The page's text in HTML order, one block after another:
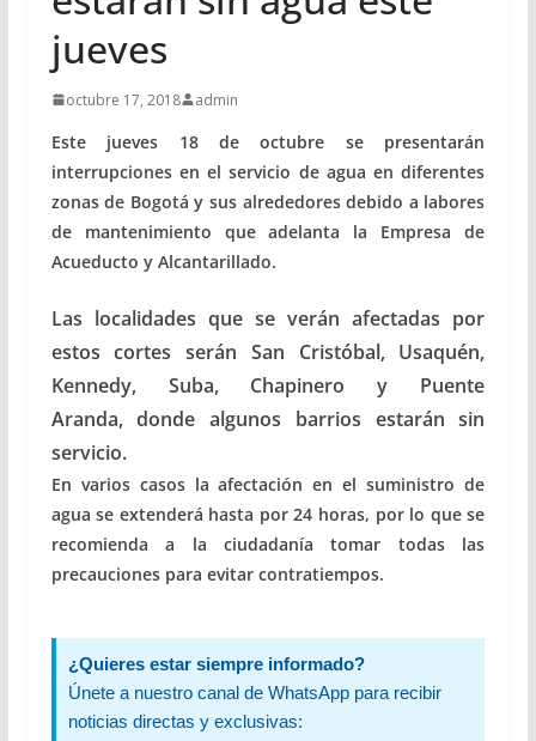
jueves
octubre 17, 2018 admin
Este jueves 18 de octubre se presentarán
interrupciones en el servicio de agua en diferentes
zonas de Bogotá y sus alrededores debido a labores
de mantenimiento que adelanta la Empresa de
Acueducto y Alcantarillado.
Las localidades que se verán afectadas por
estos cortes serán San Cristóbal, Usaquén,
Kennedy, Suba, Chapinero y Puente
Aranda, donde algunos barrios estarán sin
servicio.
En varios casos la afectación en el suministro de
agua se extenderá hasta por 24 horas, por lo que se
recomienda a la ciudadanía tomar todas las
precauciones para evitar contratiempos.
¿Quieres estar siempre informado?
Únete a nuestro canal de WhatsApp para recibir
noticias directas y exclusivas: